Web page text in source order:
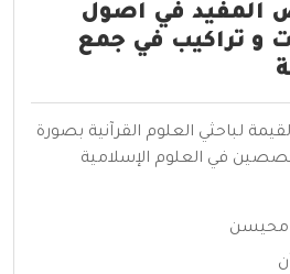
المفيد في اصول
و تراكيب في جمع
لباحثي العلوم القرآنية بصورة
في العلوم الإسلامية
محيسن